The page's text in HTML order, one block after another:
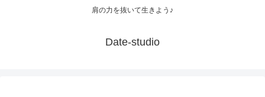
肩の力を抜いて生きよう♪
Date-studio